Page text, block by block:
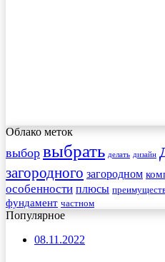
Облако меток
выбор выбрать делать дизайн
загородного загородном
особенности плюсы
фундамент частном
Популярное
08.11.2022